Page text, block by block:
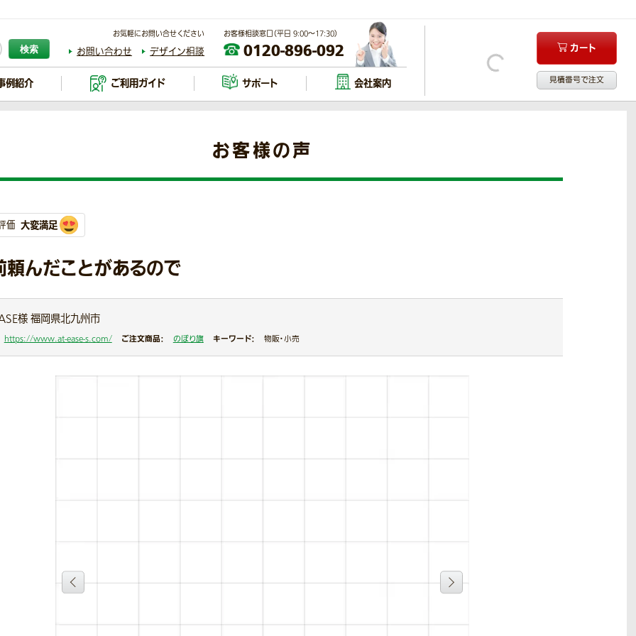
検索
お気軽にお問い合せください
お問い合わせ デザイン相談
お客様相談窓口（平日 9:00～17:30）
0120-896-092 カート
見積番号で注文
例紹介 ご利用ガイド サポート 会社案内
お客様の声
価 大変満足
頼んだことがあるので
様 福岡県北九州市
https://www.at-ease-s.com/ ご注文商品： のぼり旗 キーワード： 物販・小売